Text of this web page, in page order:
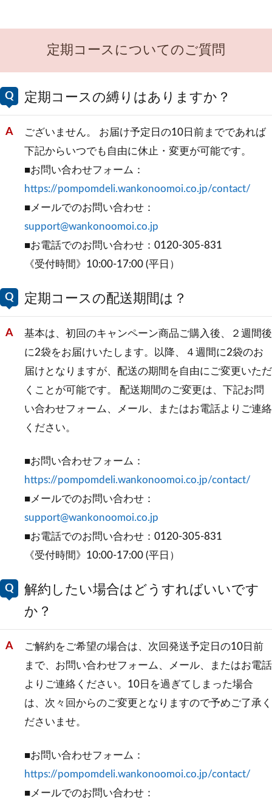
定期コースについてのご質問
定期コースの縛りはありますか？
ございません。 お届け予定日の10日前までであれば
下記からいつでも自由に休止・変更が可能です。
■お問い合わせフォーム：
https://pompomdeli.wankonoomoi.co.jp/contact/
■メールでのお問い合わせ：
support@wankonoomoi.co.jp
■お電話でのお問い合わせ：0120-305-831
《受付時間》10:00-17:00 (平日）
定期コースの配送期間は？
基本は、初回のキャンペーン商品ご購入後、２週間後
に2袋をお届けいたします。以降、４週間に2袋のお
届けとなりますが、配送の期間を自由にご変更いただ
くことが可能です。 配送期間のご変更は、下記お問
い合わせフォーム、メール、またはお電話よりご連絡
ください。
■お問い合わせフォーム：
https://pompomdeli.wankonoomoi.co.jp/contact/
■メールでのお問い合わせ：
support@wankonoomoi.co.jp
■お電話でのお問い合わせ：0120-305-831
《受付時間》10:00-17:00 (平日）
解約したい場合はどうすればいいです
か？
ご解約をご希望の場合は、次回発送予定日の10日前
まで、お問い合わせフォーム、メール、またはお電話
よりご連絡ください。10日を過ぎてしまった場合
は、次々回からのご変更となりますので予めご了承く
ださいませ。
■お問い合わせフォーム：
https://pompomdeli.wankonoomoi.co.jp/contact/
■メールでのお問い合わせ：